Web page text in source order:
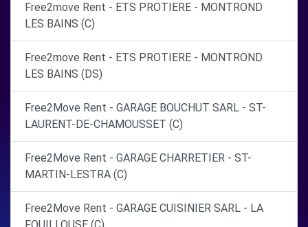
Free2move Rent - ETS PROTIERE - MONTROND
LES BAINS (C)
Free2move Rent - ETS PROTIERE - MONTROND
LES BAINS (DS)
Free2Move Rent - GARAGE BOUCHUT SARL - ST-
LAURENT-DE-CHAMOUSSET (C)
Free2Move Rent - GARAGE CHARRETIER - ST-
MARTIN-LESTRA (C)
Free2Move Rent - GARAGE CUISINIER SARL - LA